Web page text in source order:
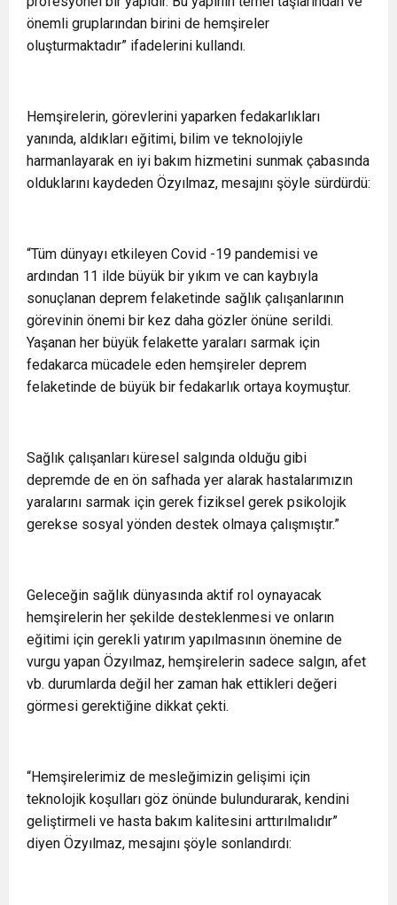
önemli gruplarından birini de hemşireler
oluşturmaktadır” ifadelerini kullandı.
Hemşirelerin, görevlerini yaparken fedakarlıkları
yanında, aldıkları eğitimi, bilim ve teknolojiyle
harmanlayarak en iyi bakım hizmetini sunmak çabasında
olduklarını kaydeden Özyılmaz, mesajını şöyle sürdürdü:
“Tüm dünyayı etkileyen Covid -19 pandemisi ve
ardından 11 ilde büyük bir yıkım ve can kaybıyla
sonuçlanan deprem felaketinde sağlık çalışanlarının
görevinin önemi bir kez daha gözler önüne serildi.
Yaşanan her büyük felakette yaraları sarmak için
fedakarca mücadele eden hemşireler deprem
felaketinde de büyük bir fedakarlık ortaya koymuştur.
Sağlık çalışanları küresel salgında olduğu gibi
depremde de en ön safhada yer alarak hastalarımızın
yaralarını sarmak için gerek fiziksel gerek psikolojik
gerekse sosyal yönden destek olmaya çalışmıştır.”
Geleceğin sağlık dünyasında aktif rol oynayacak
hemşirelerin her şekilde desteklenmesi ve onların
eğitimi için gerekli yatırım yapılmasının önemine de
vurgu yapan Özyılmaz, hemşirelerin sadece salgın, afet
vb. durumlarda değil her zaman hak ettikleri değeri
görmesi gerektiğine dikkat çekti.
“Hemşirelerimiz de mesleğimizin gelişimi için
teknolojik koşulları göz önünde bulundurarak, kendini
geliştirmeli ve hasta bakım kalitesini arttırılmalıdır”
diyen Özyılmaz, mesajını şöyle sonlandırdı: